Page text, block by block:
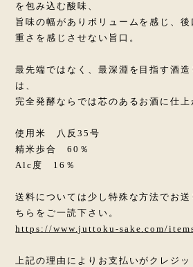
を包み込む酸味、
旨味の幅がありボリュームを感じ、後
重さを感じさせない旨口。
最先端ではなく、最深淵を目指す酒
は、
完全発酵ならでは芯のあるお酒に仕上
使用米 八反35号
精米歩合 60％
Alc度 16％
送料については少し特殊な方法でお
ちらをご一読下さい。
https://www.juttoku-sake.com/
上記の理由によりお支払いがクレジ